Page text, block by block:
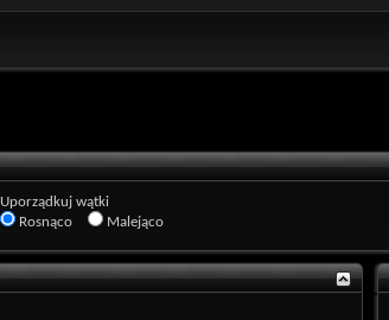
Uporządkuj wątki
Rosnąco
Malejąco